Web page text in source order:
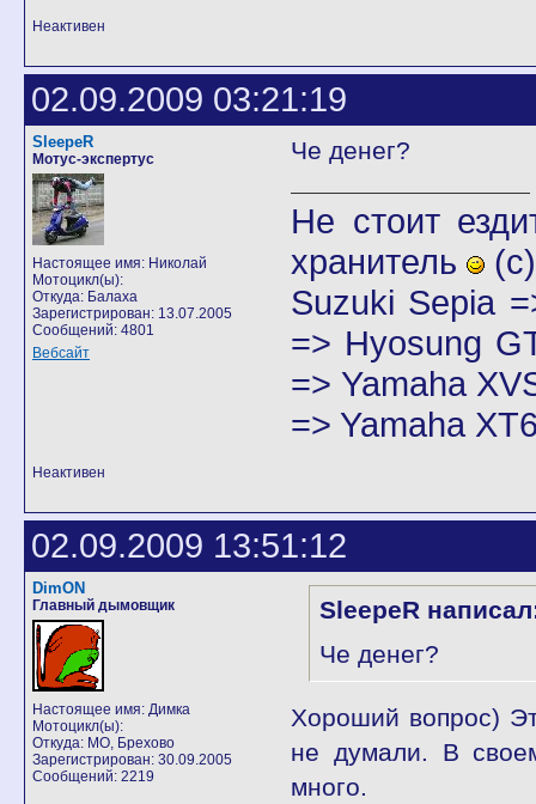
Неактивен
02.09.2009 03:21:19
SleepeR
Мотус-экспертус
Настоящее имя: Николай
Мотоцикл(ы):
Откуда: Балаха
Зарегистрирован: 13.07.2005
Сообщений: 4801
Вебсайт
Че денег?
Не стоит
хранитель
(с)
Suzuki Sepia
=> Hyosung
=> Yamaha
=> Yamaha
Неактивен
02.09.2009 13:51:12
DimON
Главный дымовщик
Настоящее имя: Димка
Мотоцикл(ы):
Откуда: МО, Брехово
Зарегистрирован: 30.09.2005
Сообщений: 2219
SleepeR
Че денег?
Хороший вопрос)
не думали. В
много.